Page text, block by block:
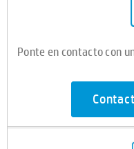
Ponte en contacto con